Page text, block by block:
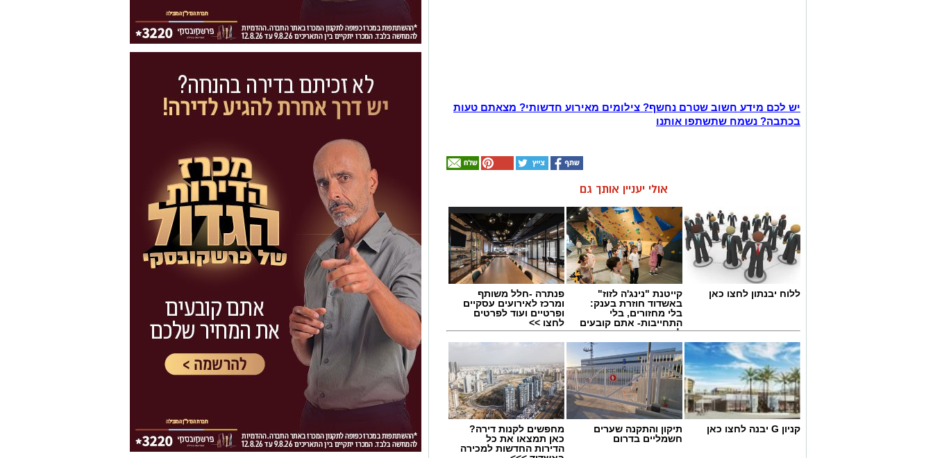
יש לכם מידע חשוב שטרם נחשף? צילומים מאירוע חדשותי? מצאתם טעות
בכתבה? נשמח שתשתפו אותנו
אולי יעניין אותך גם
ללוח יבנתון לחצו כאן
קייטנת "נינג'ה לזוז"
באשדוד חוזרת בענק:
בלי מחזורים, בלי
התחייבות- אתם קובעים
לכמה ואיזה ימים
להירשם!
פנתרה -חלל משותף
ומרכז לאירועים עסקיים
ופרטיים ועוד לפרטים
לחצו >>
קניון G יבנה לחצו כאן
תיקון והתקנה שערים
חשמליים בדרום
מחפשים לקנות דירה?
כאן תמצאו את כל
הדירות החדשות למכירה